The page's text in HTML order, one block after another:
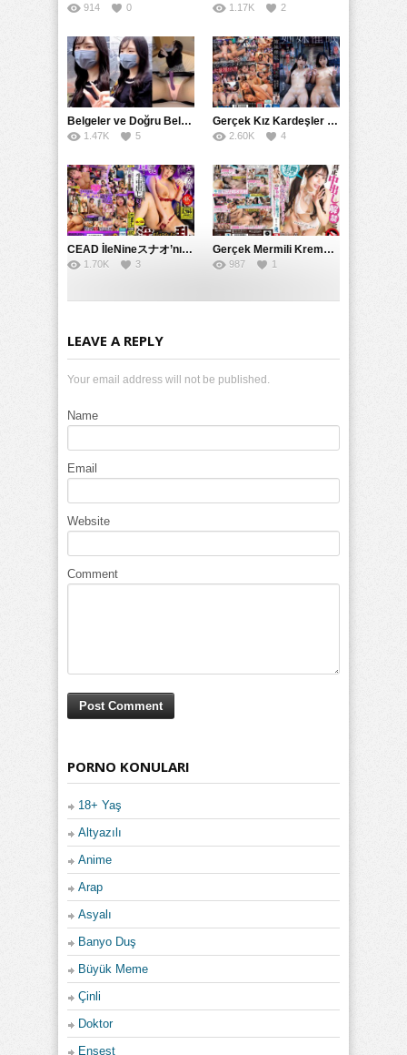
914 0 1.17K 2
Belgeler ve Doğru Belgelendirmede DOCS’in Önemi
1.47K 5
Gerçek Kız Kardeşler hipnoz ve zihin kontrolü altında liebe阴茎 için yalvaran kızlar: Mısakı Nemıne Mına Hınano
2.60K 4
CEAD İleNineスナオ’nın Çılgın ve Seksüel Dünyası: Büyük Kalçalar ve Çılgın İlişkiler
1.70K 3
Gerçek Mermili Kremalı Pasta Büyük Dağıtımı, Ben Herkesin Özel Placesine Hizmet Eden En Üst Düzey Erotik Ürünler Günün Fırsatı
987 1
LEAVE A REPLY
Your email address will not be published.
Name
Email
Website
Comment
PORNO KONULARI
18+ Yaş
Altyazılı
Anime
Arap
Asyalı
Banyo Duş
Büyük Meme
Çinli
Doktor
Ensest